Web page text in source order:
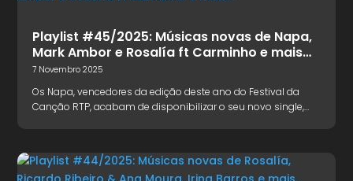
Playlist #45/2025: Músicas novas de Napa,
Mark Ambor e Rosalía ft Carminho e mais…
7 Novembro 2025
Os Napa, vencedores da edição deste ano do Festival da
Canção RTP, acabam de disponibilizar o seu novo single,…